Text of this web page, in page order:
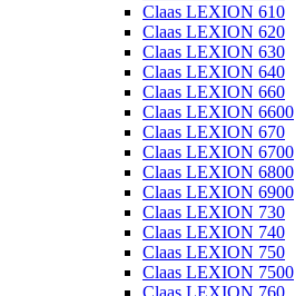
Claas LEXION 610
Claas LEXION 620
Claas LEXION 630
Claas LEXION 640
Claas LEXION 660
Claas LEXION 6600
Claas LEXION 670
Claas LEXION 6700
Claas LEXION 6800
Claas LEXION 6900
Claas LEXION 730
Claas LEXION 740
Claas LEXION 750
Claas LEXION 7500
Claas LEXION 760